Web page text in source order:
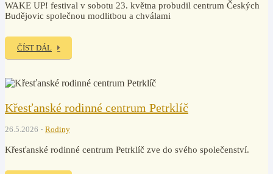
WAKE UP! festival v sobotu 23. května probudil centrum Českých
Budějovic společnou modlitbou a chválami
ČÍST DÁL
Křesťanské rodinné centrum Petrklíč
26.5.2026 Rodiny
Křesťanské rodinné centrum Petrklíč zve do svého společenství.